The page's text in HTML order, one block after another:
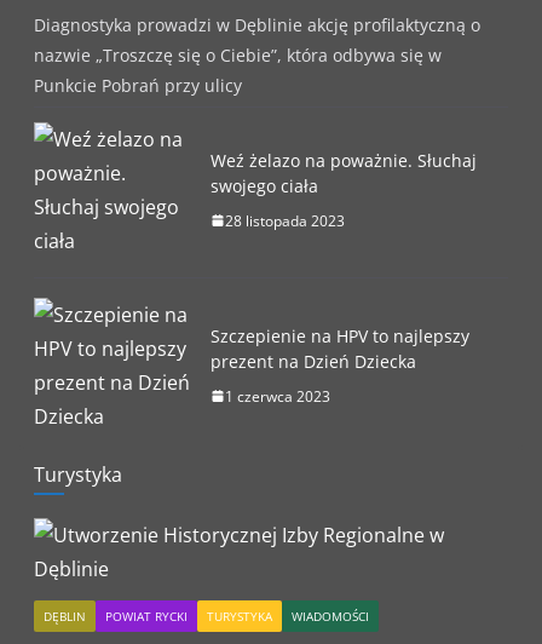
Diagnostyka prowadzi w Dęblinie akcję profilaktyczną o
nazwie „Troszczę się o Ciebie”, która odbywa się w
Punkcie Pobrań przy ulicy
Weź żelazo na poważnie. Słuchaj
swojego ciała
28 listopada 2023
Szczepienie na HPV to najlepszy
prezent na Dzień Dziecka
1 czerwca 2023
Turystyka
DĘBLIN POWIAT RYCKI TURYSTYKA WIADOMOŚCI